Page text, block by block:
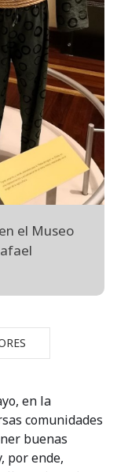
el Museo
en la
comunidades
buenas
por ende,